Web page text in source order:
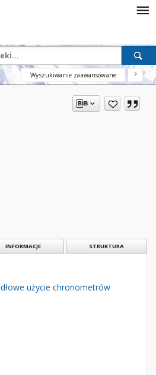
Wyszukiwanie zaawansowane ?
INFORMACJE STRUKTURA
użycie chronometrów